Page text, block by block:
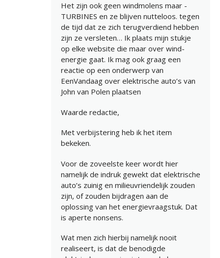
Het zijn ook geen windmolens maar -
TURBINES en ze blijven nutteloos. tegen
de tijd dat ze zich terugverdiend hebben
zijn ze versleten… Ik plaats mijn stukje
op elke website die maar over wind-
energie gaat. Ik mag ook graag een
reactie op een onderwerp van
EenVandaag over elektrische auto’s van
John van Polen plaatsen
Waarde redactie,
Met verbijstering heb ik het item
bekeken.
Voor de zoveelste keer wordt hier
namelijk de indruk gewekt dat elektrische
auto’s zuinig en milieuvriendelijk zouden
zijn, of zouden bijdragen aan de
oplossing van het energievraagstuk. Dat
is aperte nonsens.
Wat men zich hierbij namelijk nooit
realiseert, is dat de benodigde